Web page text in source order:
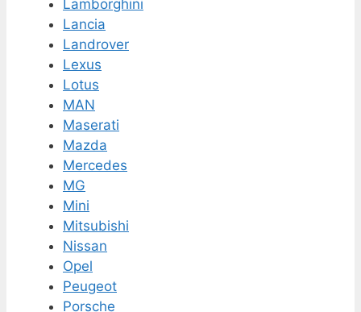
Lamborghini
Lancia
Landrover
Lexus
Lotus
MAN
Maserati
Mazda
Mercedes
MG
Mini
Mitsubishi
Nissan
Opel
Peugeot
Porsche